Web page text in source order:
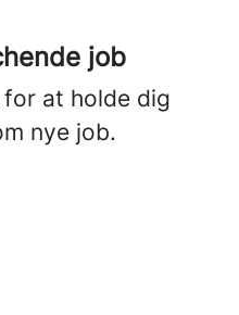
job
for at holde dig
nye job.